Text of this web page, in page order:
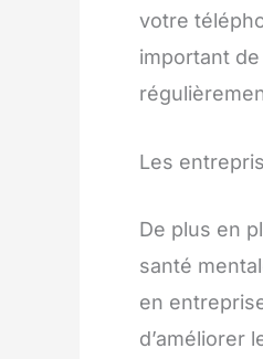
votre
important
Les
De plus en
santé
en
d’améliorer